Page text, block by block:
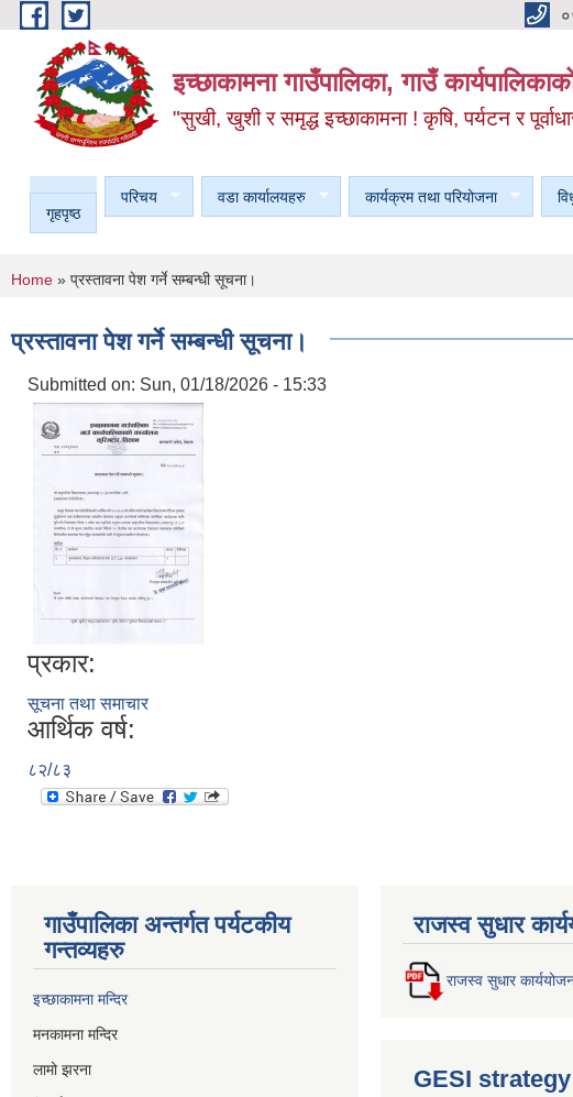
Skip to main content
इच्छाकामना गाउँपालिका, गाउँ
"सुखी, खुशी र समृद्ध इच्छाकामना ! कृषि, पर्यटन र
गृहपृष्ठ
परिचय वडा कार्यालयहरु कार्यक्रम तथा परियोजना
You are here
Home » प्रस्तावना पेश गर्ने सम्बन्धी सूचना।
प्रस्तावना पेश गर्ने सम्बन्धी सूचना।
Submitted on: Sun, 01/18/2026 - 15:33
प्रकार:
सूचना तथा समाचार
आर्थिक वर्ष:
८२/८३
गाउँपालिका अन्तर्गत पर्यटकीय
गन्तव्यहरु
इच्छाकामना मन्दिर
मनकामना मन्दिर
लामो झरना
राजस्व सुधार
राजस्व सुधार
GESI strategy